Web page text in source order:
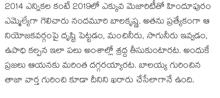
2014 ఎన్నికల కంటే 2019లో ఎక్కువ మెజారిటీతో హిందూపురం
ఎమ్మెల్యేగా గెలిచారు నందమూరి బాలకృష్ణ. అతను ప్రత్యేకంగా ఆ
నియోజకవర్గంపై దృష్టి పెట్టడం, మంచినీరు, సాగునీరు ఇవ్వడం,
ఉపాధి కల్పన ఇలా పలు అంశాల్లో శ్రద్ద తీసుకుంటారట. అందుకే
ప్రజలు ఆయనకు మరింత దగ్గరయ్యారట. బాలయ్య గురించిన
తాజా వార్త గురించి కూడా దీనిని ఖరారు చేసేలాగానే ఉంది.